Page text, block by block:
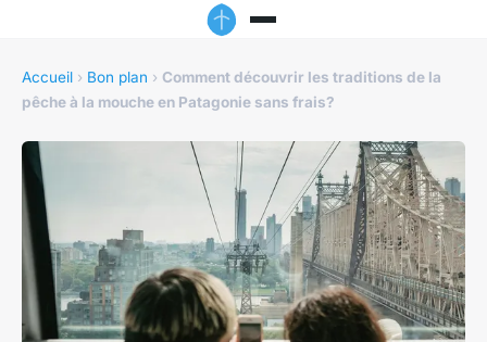
Accueil › Bon plan › Comment découvrir les traditions de la
pêche à la mouche en Patagonie sans frais?